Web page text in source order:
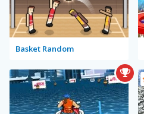
Basket Random